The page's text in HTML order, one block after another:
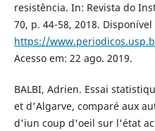
resistência. In: Revista do
70, p. 44-58, 2018. Disponível
https://
Acesso em: 22 ago. 2019.
BALBI, Adrien. Essai
et d'Algarve, comparé aux
d'iun coup d'oeil sur l'état